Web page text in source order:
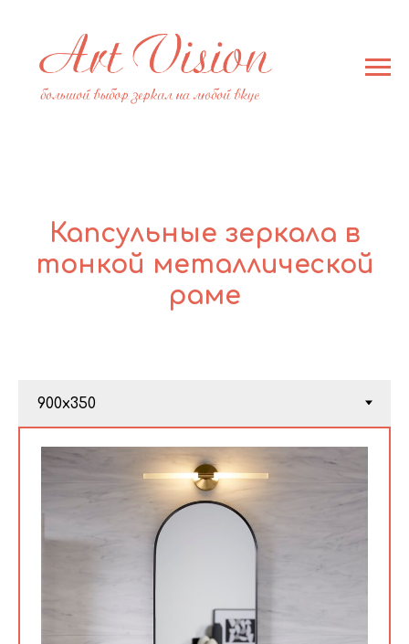
Капсульные зеркала в
тонкой металлической
раме